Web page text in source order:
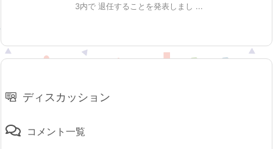
3内で 退任することを発表しまし ...
ディスカッション
コメント一覧